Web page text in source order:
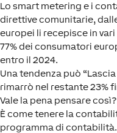
Lo smart metering e i
direttive comunitarie,
europei li recepisce in
77% dei consumatori
entro il 2024.
Una tendenza può
rimarrò nel restante 23%
Vale la pena pensare così?
È come tenere la
programma di